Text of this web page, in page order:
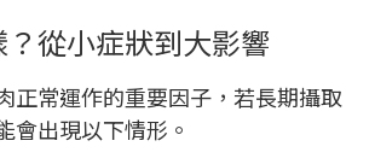
從小症狀到大影響
正常運作的重要因子，若長期攝取
會出現以下情形。